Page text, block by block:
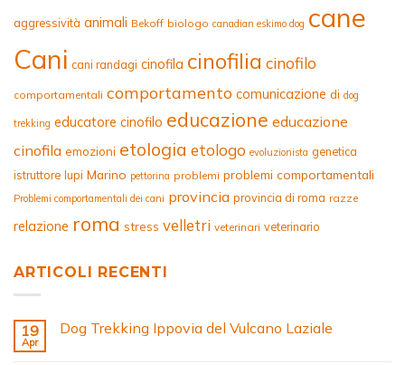
aggressività animali Bekoff biologo canadian eskimo dog cane
Cani cani randagi cinofila cinofilia cinofilo
comportamentali comportamento comunicazione di dog
trekking educatore cinofilo educazione educazione
cinofila emozioni etologia etologo evoluzionista genetica
istruttore lupi Marino pettorina problemi problemi comportamentali
Problemi comportamentali dei cani provincia provincia di roma razze
relazione roma stress velletri veterinari veterinario
ARTICOLI RECENTI
19
Apr
Dog Trekking Ippovia del Vulcano Laziale